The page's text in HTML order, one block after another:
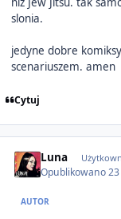
slonia.
jedyne dobre
scenariuszem. amen
Cytuj
Luna
Opublikowano
AUTOR